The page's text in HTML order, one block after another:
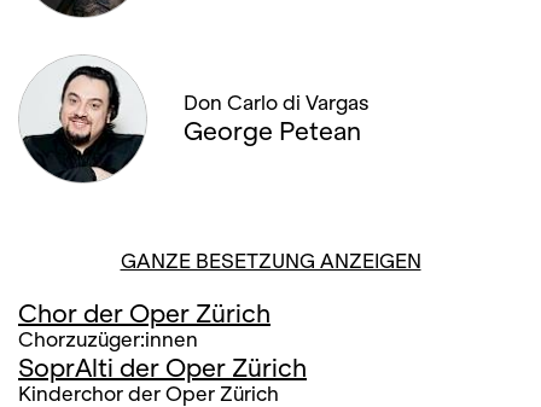
Don Carlo di Vargas
George Petean
GANZE BESETZUNG ANZEIGEN
Chor der Oper Zürich
Chorzuzüger:innen
SoprAlti der Oper Zürich
Kinderchor der Oper Zürich